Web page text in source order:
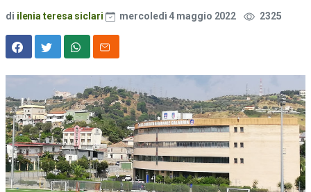
di ilenia teresa siclari mercoledì 4 maggio 2022 2325